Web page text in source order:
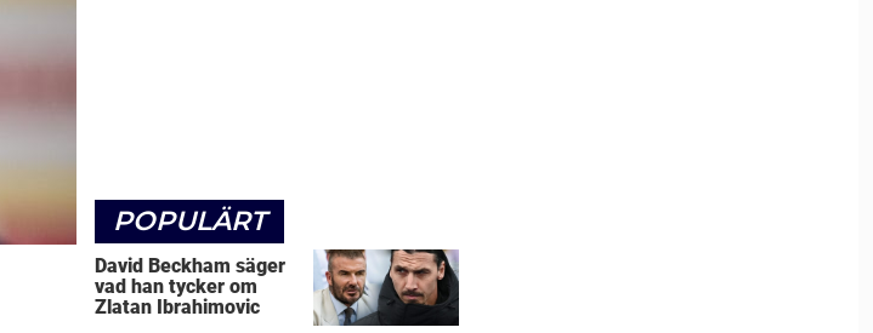
POPULÄRT
David Beckham säger
vad han tycker om
Zlatan Ibrahimovic